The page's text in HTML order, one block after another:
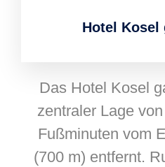
Hotel Kosel
Das Hotel Kosel
zentraler Lage
Fußminuten vom
(700 m) entfernt.